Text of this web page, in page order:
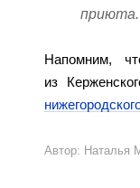
приюта.
Напомним,
из
Автор: Наталья